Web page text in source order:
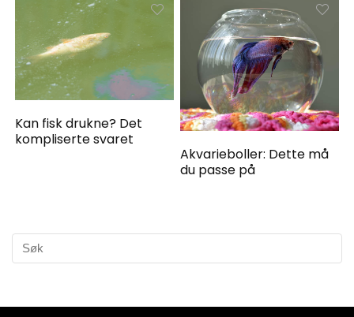
Kan fisk drukne? Det
kompliserte svaret
Akvarieboller: Dette må
du passe på